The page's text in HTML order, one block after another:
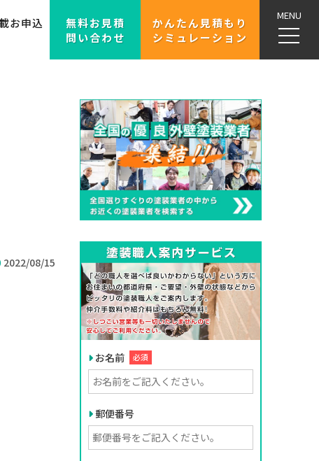
お申込
無料お見積
問い合わせ
かんたん見積もり
シミュレーション
MENU
2022/08/15
お名前 必須
郵便番号